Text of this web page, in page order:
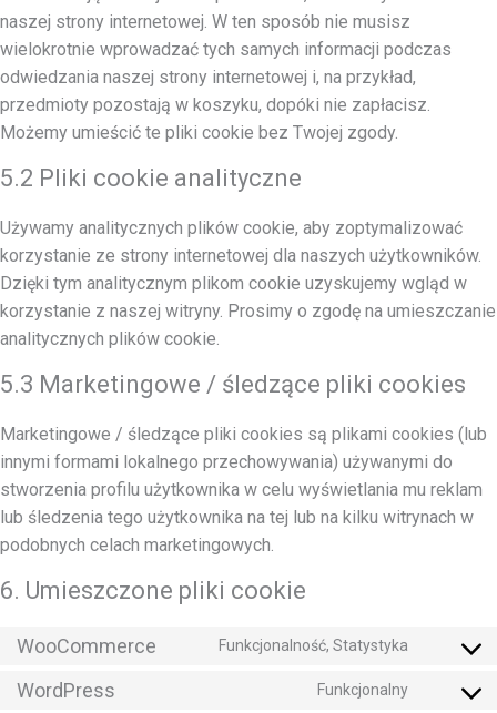
naszej strony internetowej. W ten sposób nie musisz
wielokrotnie wprowadzać tych samych informacji podczas
odwiedzania naszej strony internetowej i, na przykład,
przedmioty pozostają w koszyku, dopóki nie zapłacisz.
Możemy umieścić te pliki cookie bez Twojej zgody.
5.2 Pliki cookie analityczne
Używamy analitycznych plików cookie, aby zoptymalizować
korzystanie ze strony internetowej dla naszych użytkowników.
Dzięki tym analitycznym plikom cookie uzyskujemy wgląd w
korzystanie z naszej witryny. Prosimy o zgodę na umieszczanie
analitycznych plików cookie.
5.3 Marketingowe / śledzące pliki cookies
Marketingowe / śledzące pliki cookies są plikami cookies (lub
innymi formami lokalnego przechowywania) używanymi do
stworzenia profilu użytkownika w celu wyświetlania mu reklam
lub śledzenia tego użytkownika na tej lub na kilku witrynach w
podobnych celach marketingowych.
6. Umieszczone pliki cookie
WooCommerce Funkcjonalność, Statystyka
Zgoda
WordPress Funkcjonalny
Zgoda